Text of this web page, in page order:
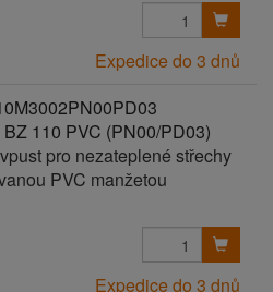
Expedice do 3 dnů
110 PVC (PN00/PD03)
pro nezateplené střechy
PVC manžetou
Expedice do 3 dnů